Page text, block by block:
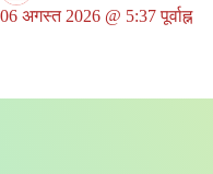
06 अगस्त 2026 @ 5:37 पूर्वाह्न